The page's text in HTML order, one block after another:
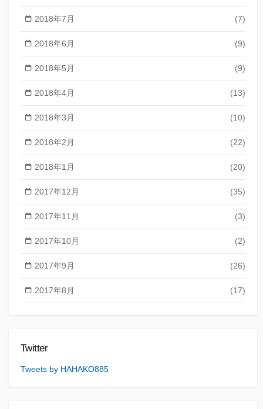
2018年7月 (7)
2018年6月 (9)
2018年5月 (9)
2018年4月 (13)
2018年3月 (10)
2018年2月 (22)
2018年1月 (20)
2017年12月 (35)
2017年11月 (3)
2017年10月 (2)
2017年9月 (26)
2017年8月 (17)
Twitter
Tweets by HAHAKO885